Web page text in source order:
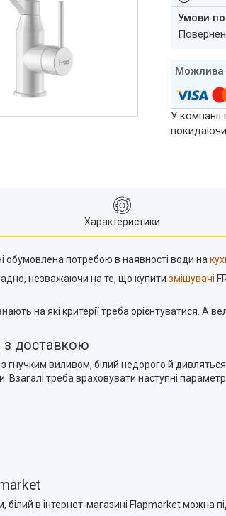
У
покидаючи
Характеристики
обумовлена потребою в наявності води на
незважаючи на те, що купити змішувачі
на які критерії треба орієнтуватися. А
з доставкою
гнучким виливом, білий недорого й
треба враховувати наступні
в інтернет-магазині Flapmarket можна